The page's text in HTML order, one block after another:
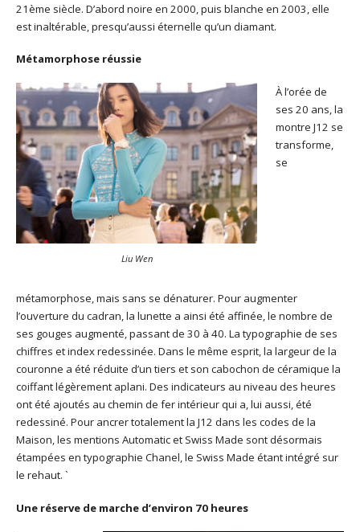
21ème siècle. D’abord noire en 2000, puis blanche en 2003, elle
est inaltérable, presqu’aussi éternelle qu’un diamant.
Métamorphose réussie
Liu Wen
À l’orée de
ses 20 ans, la
montre J12 se
transforme,
se
métamorphose, mais sans se dénaturer. Pour augmenter
l’ouverture du cadran, la lunette a ainsi été affinée, le nombre de
ses gouges augmenté, passant de 30 à 40. La typographie de ses
chiffres et index redessinée. Dans le même esprit, la largeur de la
couronne a été réduite d’un tiers et son cabochon de céramique la
coiffant légèrement aplani. Des indicateurs au niveau des heures
ont été ajoutés au chemin de fer intérieur qui a, lui aussi, été
redessiné. Pour ancrer totalement la J12 dans les codes de la
Maison, les mentions Automatic et Swiss Made sont désormais
étampées en typographie Chanel, le Swiss Made étant intégré sur
le rehaut. `
Une réserve de marche d’environ 70 heures